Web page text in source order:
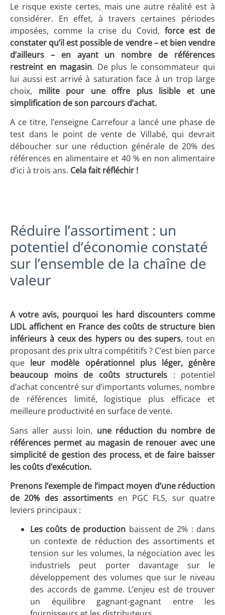
Le risque existe certes, mais une autre réalité est à
considérer. En effet, à travers certaines périodes
imposées, comme la crise du Covid, force est de
constater qu’il est possible de vendre – et bien vendre
d’ailleurs – en ayant un nombre de références
restreint en magasin. De plus le consommateur qui
lui aussi est arrivé à saturation face à un trop large
choix, milite pour une offre plus lisible et une
simplification de son parcours d’achat.
A ce titre, l’enseigne Carrefour a lancé une phase de
test dans le point de vente de Villabé, qui devrait
déboucher sur une réduction générale de 20% des
références en alimentaire et 40 % en non alimentaire
d’ici à trois ans. Cela fait réfléchir !
Réduire l’assortiment : un
potentiel d’économie constaté
sur l’ensemble de la chaîne de
valeur
A votre avis, pourquoi les hard discounters comme
LIDL affichent en France des coûts de structure bien
inférieurs à ceux des hypers ou des supers, tout en
proposant des prix ultra compétitifs ? C’est bien parce
que leur modèle opérationnel plus léger, génère
beaucoup moins de coûts structurels : potentiel
d’achat concentré sur d’importants volumes, nombre
de références limité, logistique plus efficace et
meilleure productivité en surface de vente.
Sans aller aussi loin, une réduction du nombre de
références permet au magasin de renouer avec une
simplicité de gestion des process, et de faire baisser
les coûts d’exécution.
Prenons l’exemple de l’impact moyen d’une réduction
de 20% des assortiments en PGC FLS, sur quatre
leviers principaux :
Les coûts de production baissent de 2% : dans
un contexte de réduction des assortiments et
tension sur les volumes, la négociation avec les
industriels peut porter davantage sur le
développement des volumes que sur le niveau
des accords de gamme. L’enjeu est de trouver
un équilibre gagnant-gagnant entre les